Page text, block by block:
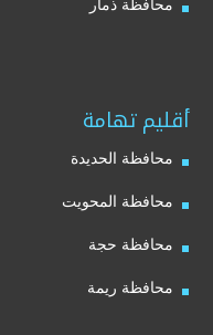
محافظة ذمار
أقليم تهامة
محافظة الحديدة
محافظة المحويت
محافظة حجة
محافظة ريمة